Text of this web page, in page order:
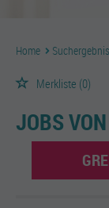
Home
Merkliste (0)
JOBS